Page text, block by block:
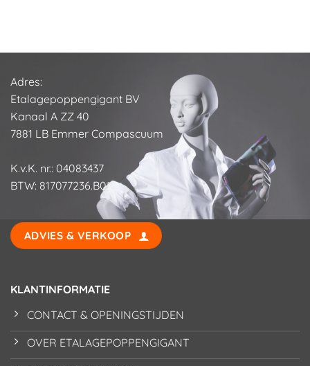
Adres:
Etalagepoppengigant BV
Kanaal A ZZ 40
7881 LB Emmer Compascuum
K.v.K. nr.: 04083437
BTW: 817077236.B01
ADVIES & VERKOOP
KLANTINFORMATIE
CONTACT & OPENINGSTIJDEN
OVER ETALAGEPOPPENGIGANT